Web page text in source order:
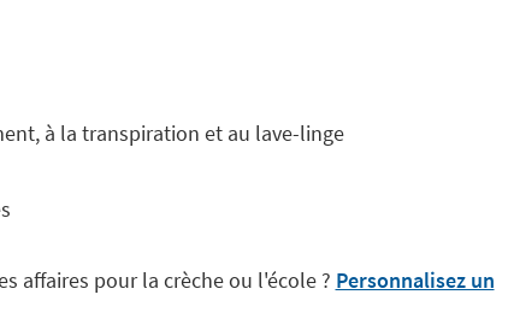
à la transpiration et au lave-linge
affaires pour la crèche ou l'école ? Personnalisez un